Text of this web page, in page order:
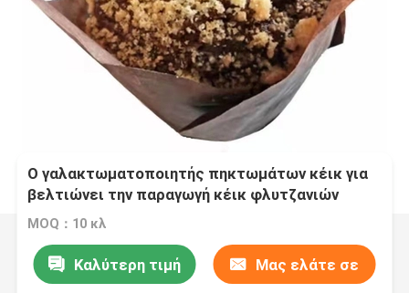
Ο γαλακτωματοποιητής πηκτωμάτων κέικ για
βελτιώνει την παραγωγή κέικ φλυτζανιών
σφουγγαριών
MOQ：10 κλ
Καλύτερη τιμή Μας ελάτε σε